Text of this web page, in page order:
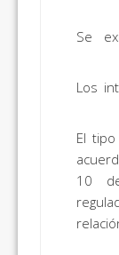
Se
Los
El
10